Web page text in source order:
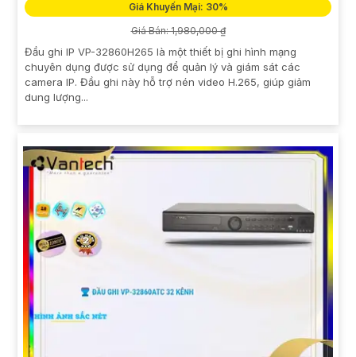
Giá Khuyến Mại: 30%
Giá Bán: 1,980,000 ₫
Đầu ghi IP VP-32860H265 là một thiết bị ghi hình mạng
chuyên dụng được sử dụng để quản lý và giám sát các
camera IP. Đầu ghi này hỗ trợ nén video H.265, giúp giảm
dung lượng...